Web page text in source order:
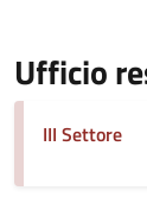
Ufficio
III Settore